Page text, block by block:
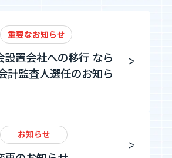
重要なお知らせ
設置会社への移行 なら
計監査人選任のお知ら
お知らせ